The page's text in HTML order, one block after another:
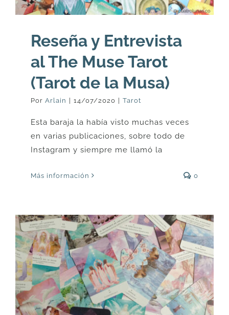
Reseña y Entrevista
al The Muse Tarot
(Tarot de la Musa)
Por Arlain 14/07/2020 Tarot
Esta baraja la había visto muchas veces
en varias publicaciones, sobre todo de
Instagram y siempre me llamó la
Más información 0